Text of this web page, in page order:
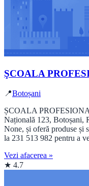
ŞCOALA
📍Botoșani
ȘCOALA
Națională 123, Botoșani,
None, și oferă produse și
la 231 513 982 pentru a
Vezi afacerea »
★ 4.7